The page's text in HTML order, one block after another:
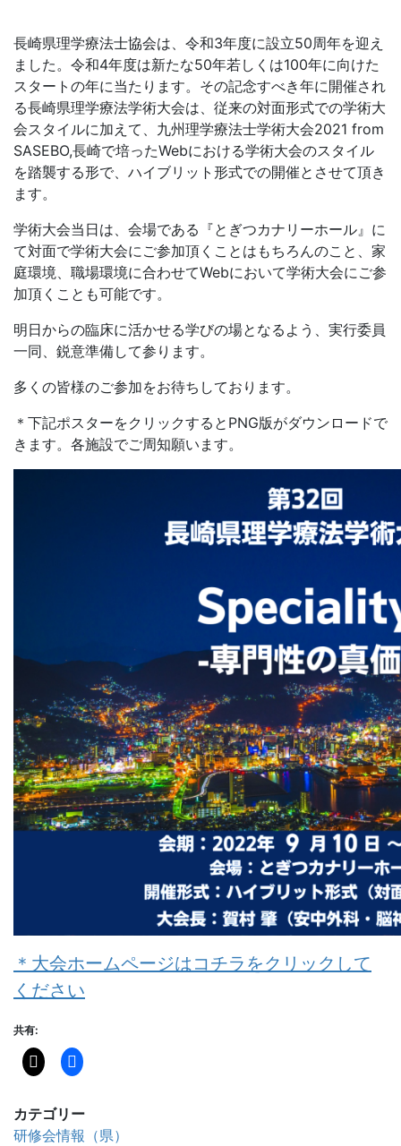
長崎県理学療法士協会は、令和3年度に設立50周年を迎え
ました。令和4年度は新たな50年若しくは100年に向けた
スタートの年に当たります。その記念すべき年に開催され
る長崎県理学療法学術大会は、従来の対面形式での学術大
会スタイルに加えて、九州理学療法士学術大会2021 from
SASEBO,長崎で培ったWebにおける学術大会のスタイル
を踏襲する形で、ハイブリット形式での開催とさせて頂き
ます。
学術大会当日は、会場である『とぎつカナリーホール』に
て対面で学術大会にご参加頂くことはもちろんのこと、家
庭環境、職場環境に合わせてWebにおいて学術大会にご参
加頂くことも可能です。
明日からの臨床に活かせる学びの場となるよう、実行委員
一同、鋭意準備して参ります。
多くの皆様のご参加をお待ちしております。
＊下記ポスターをクリックするとPNG版がダウンロードで
きます。各施設でご周知願います。
＊大会ホームページはコチラをクリックして
ください
共有:
カテゴリー
研修会情報（県）